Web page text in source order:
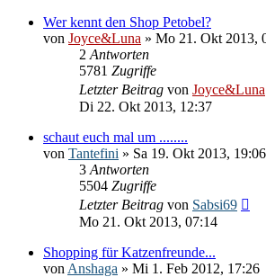
Wer kennt den Shop Petobel?
von Joyce&Luna » Mo 21. Okt 2013,
2 Antworten
5781 Zugriffe
Letzter Beitrag von Joyce&Luna
Di 22. Okt 2013, 12:37
schaut euch mal um ........
von Tantefini » Sa 19. Okt 2013, 19:06
3 Antworten
5504 Zugriffe
Letzter Beitrag von Sabsi69
Mo 21. Okt 2013, 07:14
Shopping für Katzenfreunde...
von Anshaga » Mi 1. Feb 2012, 17:26